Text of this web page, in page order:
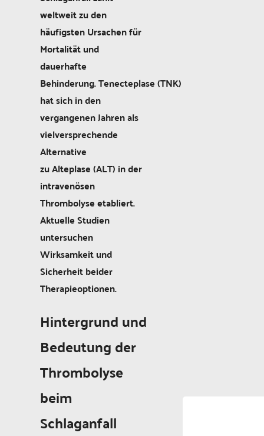
weltweit zu den
häufigsten Ursachen für
Mortalität und
dauerhafte
Behinderung. Tenecteplase (TNK)
hat sich in den
vergangenen Jahren als
vielversprechende
Alternative
zu Alteplase (ALT) in der
intravenösen
Thrombolyse etabliert.
Aktuelle Studien
untersuchen
Wirksamkeit und
Sicherheit beider
Therapieoptionen.
Hintergrund und
Bedeutung der
Thrombolyse
beim
Schlaganfall